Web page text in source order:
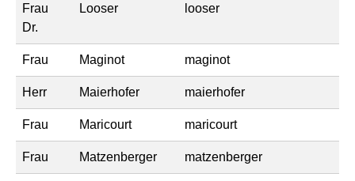
Frau
Dr.
Looser looser
Frau Maginot maginot
Herr Maierhofer maierhofer
Frau Maricourt maricourt
Frau Matzenberger matzenberger